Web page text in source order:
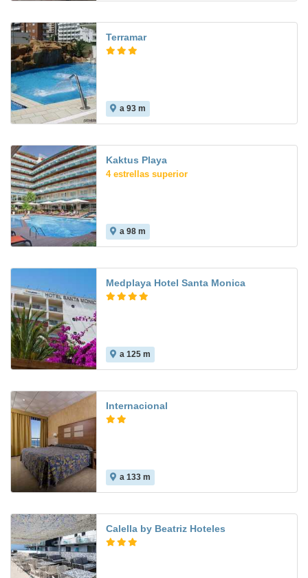
Terramar
a 93 m
Kaktus Playa
4 estrellas superior
a 98 m
Medplaya Hotel Santa Monica
a 125 m
Internacional
a 133 m
Calella by Beatriz Hoteles